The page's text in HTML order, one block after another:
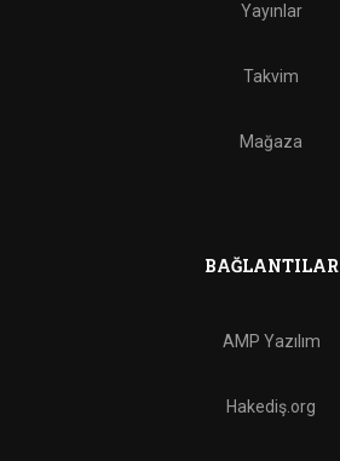
Yayınlar
Takvim
Mağaza
BAĞLANTILAR
AMP Yazılım
Hakediş.org